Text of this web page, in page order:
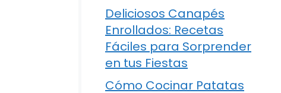
Deliciosos Canapés
Enrollados: Recetas
Fáciles para Sorprender
en tus Fiestas
Cómo Cocinar Patatas